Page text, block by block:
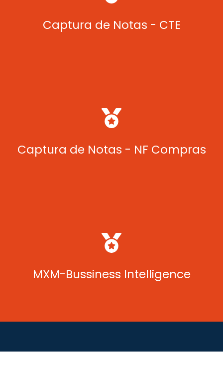
Captura de Notas - CTE
Automatiza importação e registro de Conhecimentos de
Captura de Notas - NF Compras
Automatiza entrada e validação de Notas Fiscais de compras
MXM-Bussiness Intelligence
Dashboards analíticos padrão e personalizados para